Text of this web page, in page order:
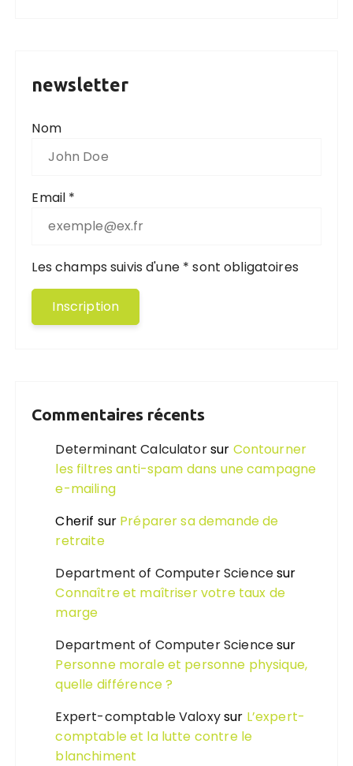
newsletter
Nom
Email *
Les champs suivis d'une * sont obligatoires
Commentaires récents
Determinant Calculatorsur Contourner
les filtres anti-spam dans une campagne
e-mailing
Cherif sur Préparer sa demande de
retraite
Department of Computer Sciencesur
Connaître et maîtriser votre taux de
marge
Department of Computer Sciencesur
Personne morale et personne physique,
quelle différence ?
Expert-comptable Valoxysur L’expert-
comptable et la lutte contre le
blanchiment